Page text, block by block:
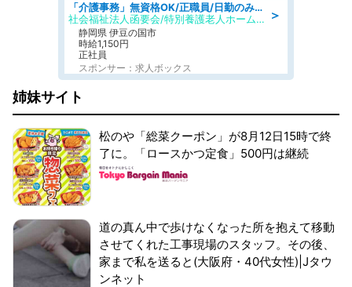
＞
「介護事務」無資格OK/正職員/日勤のみ/特別養護老人ホーム
社会福祉法人函要会/特別養護老人ホーム 韮山・ぶなの森
静岡県 伊豆の国市
時給1,150円
正社員
スポンサー：求人ボックス
姉妹サイト
松のや「総菜クーポン」が8月12日15時で終
了に。「ロースかつ定食」500円は継続
道の真ん中で歩けなくなった所を抱えて移動
させてくれた工事現場のスタッフ。その後、
家まで私を送ると(大阪府・40代女性)|Jタウ
ンネット